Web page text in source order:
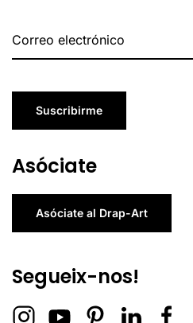
Suscribirme
Asóciate
Asóciate al Drap-Art
Segueix-nos!